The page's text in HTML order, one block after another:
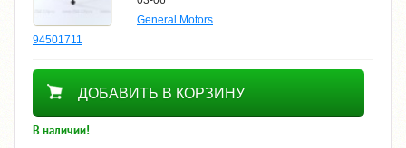
General Motors
94501711
300
ДОБАВИТЬ В КОРЗИНУ
В наличии!